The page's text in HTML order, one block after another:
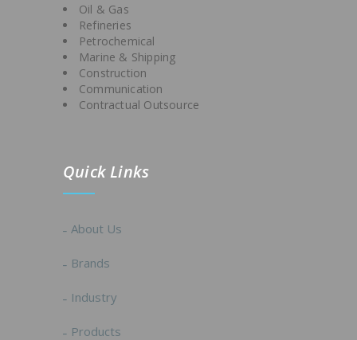
Oil & Gas
Refineries
Petrochemical
Marine & Shipping
Construction
Communication
Contractual Outsource
Quick Links
About Us
Brands
Industry
Products